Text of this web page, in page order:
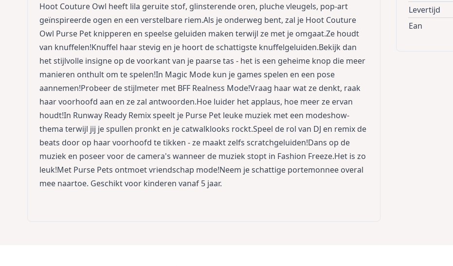
Hoot Couture Owl heeft lila geruite stof, glinsterende oren, pluche vleugels, pop-art
geïnspireerde ogen en een verstelbare riem.Als je onderweg bent, zal je Hoot Couture
Owl Purse Pet knipperen en speelse geluiden maken terwijl ze met je omgaat.Ze houdt
van knuffelen!Knuffel haar stevig en je hoort de schattigste knuffelgeluiden.Bekijk dan
het stijlvolle insigne op de voorkant van je paarse tas - het is een geheime knop die meer
manieren onthult om te spelen!In Magic Mode kun je games spelen en een pose
aannemen!Probeer de stijlmeter met BFF Realness Mode!Vraag haar wat ze denkt, raak
haar voorhoofd aan en ze zal antwoorden.Hoe luider het applaus, hoe meer ze ervan
houdt!In Runway Ready Remix speelt je Purse Pet leuke muziek met een modeshow-
thema terwijl jij je spullen pronkt en je catwalklooks rockt.Speel de rol van DJ en remix de
beats door op haar voorhoofd te tikken - ze maakt zelfs scratchgeluiden!Dans op de
muziek en poseer voor de camera's wanneer de muziek stopt in Fashion Freeze.Het is zo
leuk!Met Purse Pets ontmoet vriendschap mode!Neem je schattige portemonnee overal
mee naartoe. Geschikt voor kinderen vanaf 5 jaar.
Levertijd
Ean